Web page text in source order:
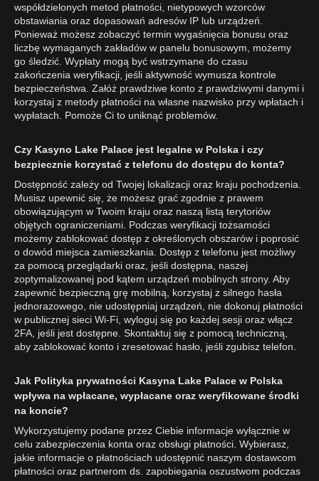
współdzielonych metod płatności, nietypowych wzorców
obstawiania oraz dopasowań adresów IP lub urządzeń.
Ponieważ możesz zobaczyć termin wygaśnięcia bonusu oraz
liczbę wymaganych zakładów w panelu bonusowym, możemy
go śledzić. Wypłaty mogą być wstrzymane do czasu
zakończenia weryfikacji, jeśli aktywność wymusza kontrole
bezpieczeństwa. Załóż prawdziwe konto z prawdziwymi danymi i
korzystaj z metody płatności na własne nazwisko przy wpłatach i
wypłatach. Pomoże Ci to uniknąć problemów.
Czy Kasyno Lake Palace jest legalne w Polska i czy
bezpiecznie korzystać z telefonu do dostępu do konta?
Dostępność zależy od Twojej lokalizacji oraz kraju pochodzenia.
Musisz upewnić się, że możesz grać zgodnie z prawem
obowiązującym w Twoim kraju oraz naszą listą terytoriów
objętych ograniczeniami. Podczas weryfikacji tożsamości
możemy zablokować dostęp z określonych obszarów i poprosić
o dowód miejsca zamieszkania. Dostęp z telefonu jest możliwy
za pomocą przeglądarki oraz, jeśli dostępna, naszej
zoptymalizowanej pod kątem urządzeń mobilnych strony. Aby
zapewnić bezpieczną grę mobilną, korzystaj z silnego hasła
jednorazowego, nie udostępniaj urządzeń, nie dokonuj płatności
w publicznej sieci Wi-Fi, wyloguj się po każdej sesji oraz włącz
2FA, jeśli jest dostępne. Skontaktuj się z pomocą techniczną,
aby zablokować konto i zresetować hasło, jeśli zgubisz telefon.
Jak Polityka prywatności Kasyna Lake Palace w Polska
wpływa na wpłacane, wypłacane oraz weryfikowane środki
na koncie?
Wykorzystujemy podane przez Ciebie informacje wyłącznie w
celu zabezpieczenia konta oraz obsługi płatności. Wybierasz,
jakie informacje o płatnościach udostępnić naszym dostawcom
płatności oraz partnerom ds. zapobiegania oszustwom podczas